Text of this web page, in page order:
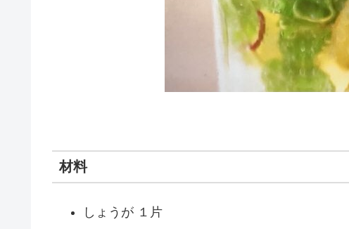
材料
しょうが １片